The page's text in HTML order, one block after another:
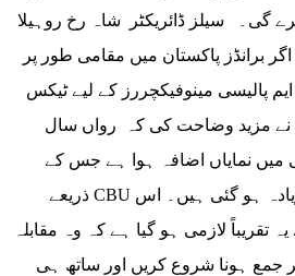
گی۔ سیلز ڈائریکٹر شاہ رخ روہیلا
برانڈز پاکستان میں مقامی طور پر
پالیسی مینوفیکچررز کے لیے ٹیکس
مزید وضاحت کی کہ رواں سال
میں نمایاں اضافہ ہوا ہے جس کے
ذریعے CBU کی درآمدی قیمتیں بہت زیادہ ہو گئی ہیں۔ اس
تقریباً لازمی ہو گیا ہے کہ وہ مقابلہ
جمع ہونا شروع کریں اور ساتھ ہی